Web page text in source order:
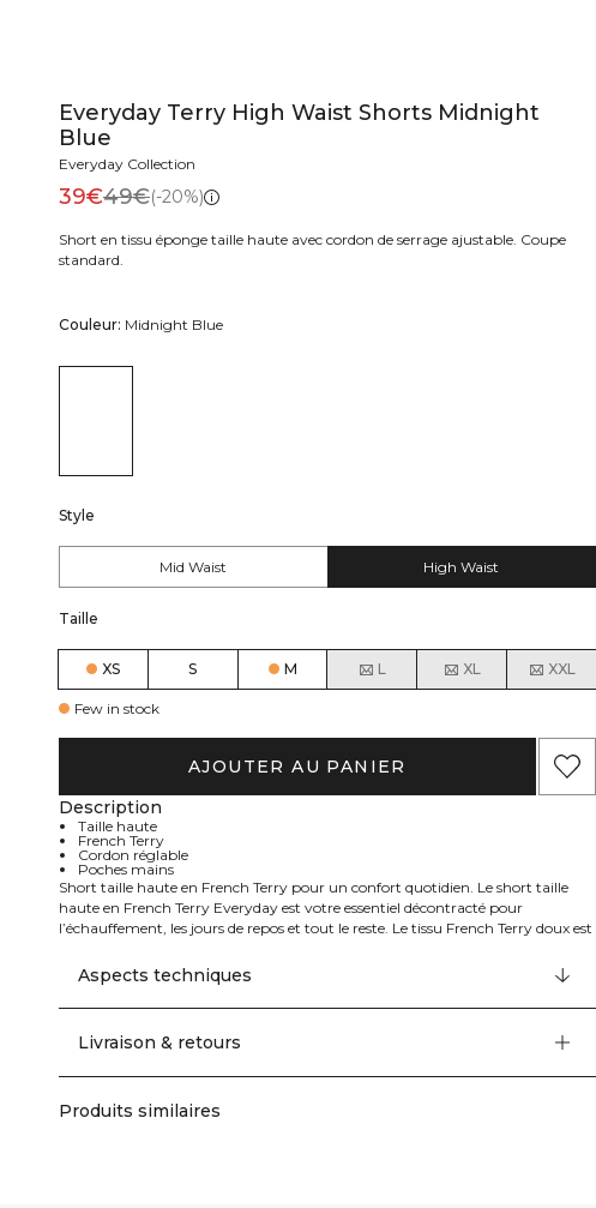
Everyday Terry High Waist Shorts Midnight
Blue
Everyday Collection
39€49€(-20%)
Short en tissu éponge taille haute avec cordon de serrage ajustable. Coupe
standard.
Couleur: Midnight Blue
Style
Mid Waist High Waist
Taille
XS S M L XL XXL
Few in stock
AJOUTER AU PANIER
Description
Taille haute
French Terry
Cordon réglable
Poches mains
Short taille haute en French Terry pour un confort quotidien. Le short taille
haute en French Terry Everyday est votre essentiel décontracté pour
l’échauffement, les jours de repos et tout le reste. Le tissu French Terry doux est
l’aisance pour bouger. Une taille élastiquée avec cordon de serrage réglable
permet d’ajuster la tenue, et des poches pour les mains gardent vos essentiels à
portée. Fini avec un logo ICIW sur le devant. 54% coton, 46% polyester.
Aspects techniques
Livraison & retours
Produits similaires